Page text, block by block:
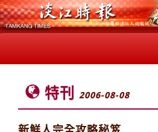
特刊 2006-08-08